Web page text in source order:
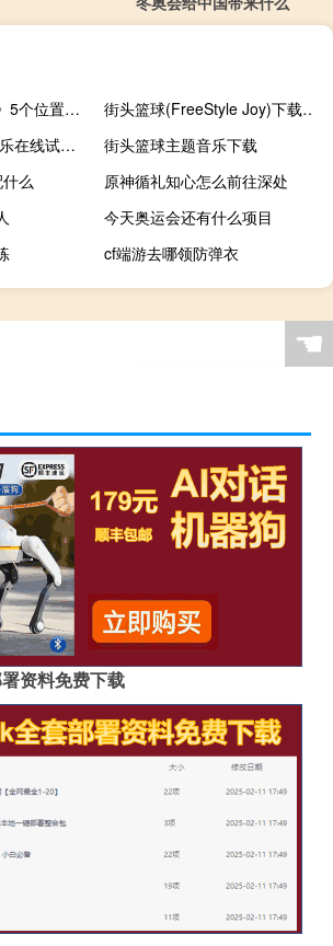
NBA及《街头篮球》5个位置的详细介绍
街头篮球(FreeStyle Joy)下载(电脑、安卓和IOS所有版本)
2018年街头篮球音乐在线试听及下载
街头篮球主题音乐下载
么
原神循礼知心怎么前往深处
今天奥运会还有什么项目
cf端游去哪领防弹衣
Domain4.3明小子注入工具 绿色免费版（Domain4.3明小子注入工具 绿色免费版功能简介）
格子
奥运会火炬是真火吗 ☚
资料免费下载